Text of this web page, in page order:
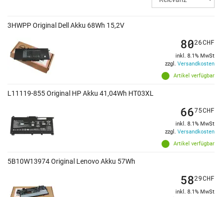
3HWPP Original Dell Akku 68Wh 15,2V
Artikel verfügbar
8026CHF
inkl. 8.1% MwSt
zzgl. Versandkosten
L11119-855 Original HP Akku 41,04Wh HT03XL
Artikel verfügbar
6675CHF
inkl. 8.1% MwSt
zzgl. Versandkosten
5B10W13974 Original Lenovo Akku 57Wh
5829CHF
inkl. 8.1% MwSt